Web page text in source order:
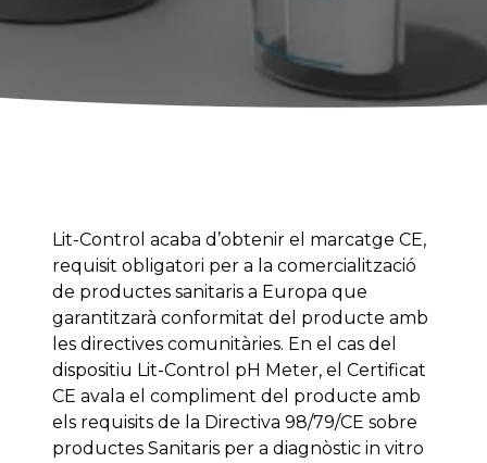
Lit-Control acaba d’obtenir el marcatge CE,
requisit obligatori per a la comercialització
de productes sanitaris a Europa que
garantitzarà conformitat del producte amb
les directives comunitàries. En el cas del
dispositiu Lit-Control pH Meter, el Certificat
CE avala el compliment del producte amb
els requisits de la Directiva 98/79/CE sobre
productes Sanitaris per a diagnòstic in vitro